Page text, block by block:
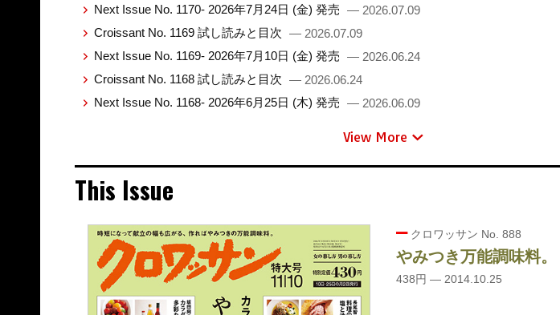
Next Issue No. 1170- 2026年7月24日 (金) 発売 — 2026.07.09
Croissant No. 1169 試し読みと目次 — 2026.07.09
Next Issue No. 1169- 2026年7月10日 (金) 発売 — 2026.06.24
Croissant No. 1168 試し読みと目次 — 2026.06.24
Next Issue No. 1168- 2026年6月25日 (木) 発売 — 2026.06.09
View More
This Issue
クロワッサン No. 888
やみつき万能調味料。
438円 — 2014.10.25